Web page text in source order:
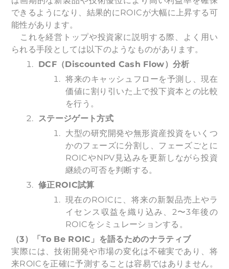
できるようになり、結果的にROICが大幅に上昇する可
能性があります。
これを経営トップや投資家に説明する際、よく用い
られる手段としては以下のようなものがあります。
DCF（Discounted Cash Flow）分析
将来のキャッシュフローを予測し、現在
価値に割り引いた上で投下資本との比較
を行う。
ステージゲート方式
大型の研究開発や無形資産投資をいくつ
かのフェーズに分割し、フェーズごとに
ROICやNPV見込みを更新しながら投資
継続の可否を判断する。
修正ROIC試算
現在のROICに、将来の新製品売上やラ
イセンス収益を織り込み、2〜3年後の
ROICをシミュレーションする。
（3）「To Be ROIC」を語るためのナラティブ
実際には、技術開発や市場の変化は不確実であり、将
来ROICを正確に予測することは容易ではありません。